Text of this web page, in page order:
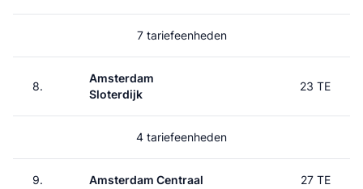
7 tariefeenheden
8.
Amsterdam
Sloterdijk
23 TE
4 tariefeenheden
9. Amsterdam Centraal 27 TE